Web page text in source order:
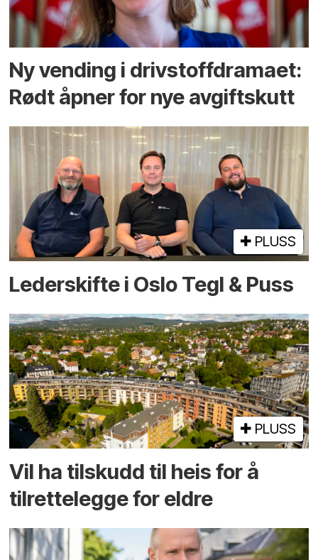
Ny vending i drivstoffdramaet:
Rødt åpner for nye avgiftskutt
PLUSS
Lederskifte i Oslo Tegl & Puss
PLUSS
Vil ha tilskudd til heis for å
tilrettelegge for eldre